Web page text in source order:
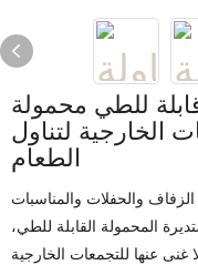
للطي محمولة
الخارجية لتناول
الطعام
والحفلات والمناسبات
المحمولة القابلة للطي،